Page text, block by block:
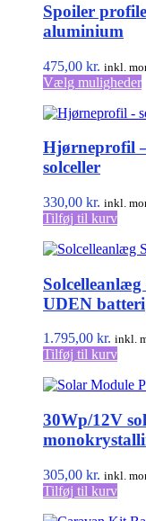
Spoiler
aluminium
475,00 kr. inkl.
Vælg muligheder
Hjørneprofil
solceller
330,00 kr. inkl.
Tilføj til kurv
UDEN batteri
1.795,00 kr. inkl.
Tilføj til kurv
30Wp/12V
305,00 kr. inkl.
Tilføj til kurv